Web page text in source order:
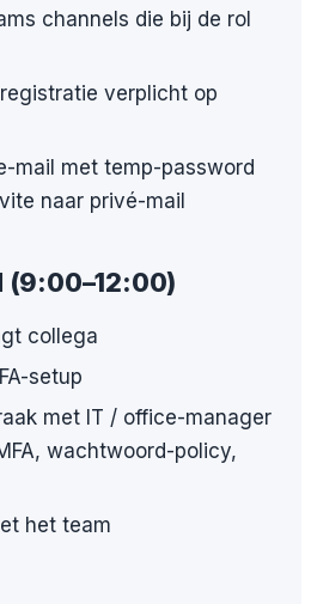
channels die bij de rol
verplicht op
mail met temp-password
naar privé-mail
(9:00–12:00)
collega
setup
met IT / office-manager
wachtwoord-policy,
het team